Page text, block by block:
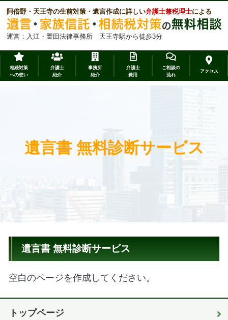
阿倍野・天王寺の生前対策・遺言作成に詳しい弁護士兼税理士による
運営：入江・置田法律事務所 天王寺駅から徒歩3分
相続対策
への想い
弁護士
紹介
事務所
紹介
弁護士
費用
ご相談の
流れ
アクセス
遺言書 無料診断サービス
遺言書 無料診断サービス
空白のページを作成してください。
トップページ